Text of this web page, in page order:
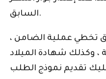
السابق.
تخطي عملية الضامن ،
، وكذلك شهادة الميلاد
تقديم نموذج الطلب